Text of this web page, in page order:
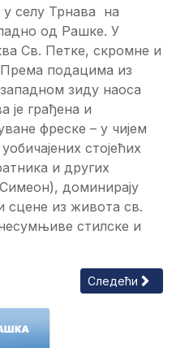
у селу Трнава на
од Рашке. У
Св. Петке, скромне и
Према подацима из
зиду наоса
је грађена и
фреске – у чијем
стојећих
и других
доминирају
сцене из живота св.
стилске и
Следећи
Следећи